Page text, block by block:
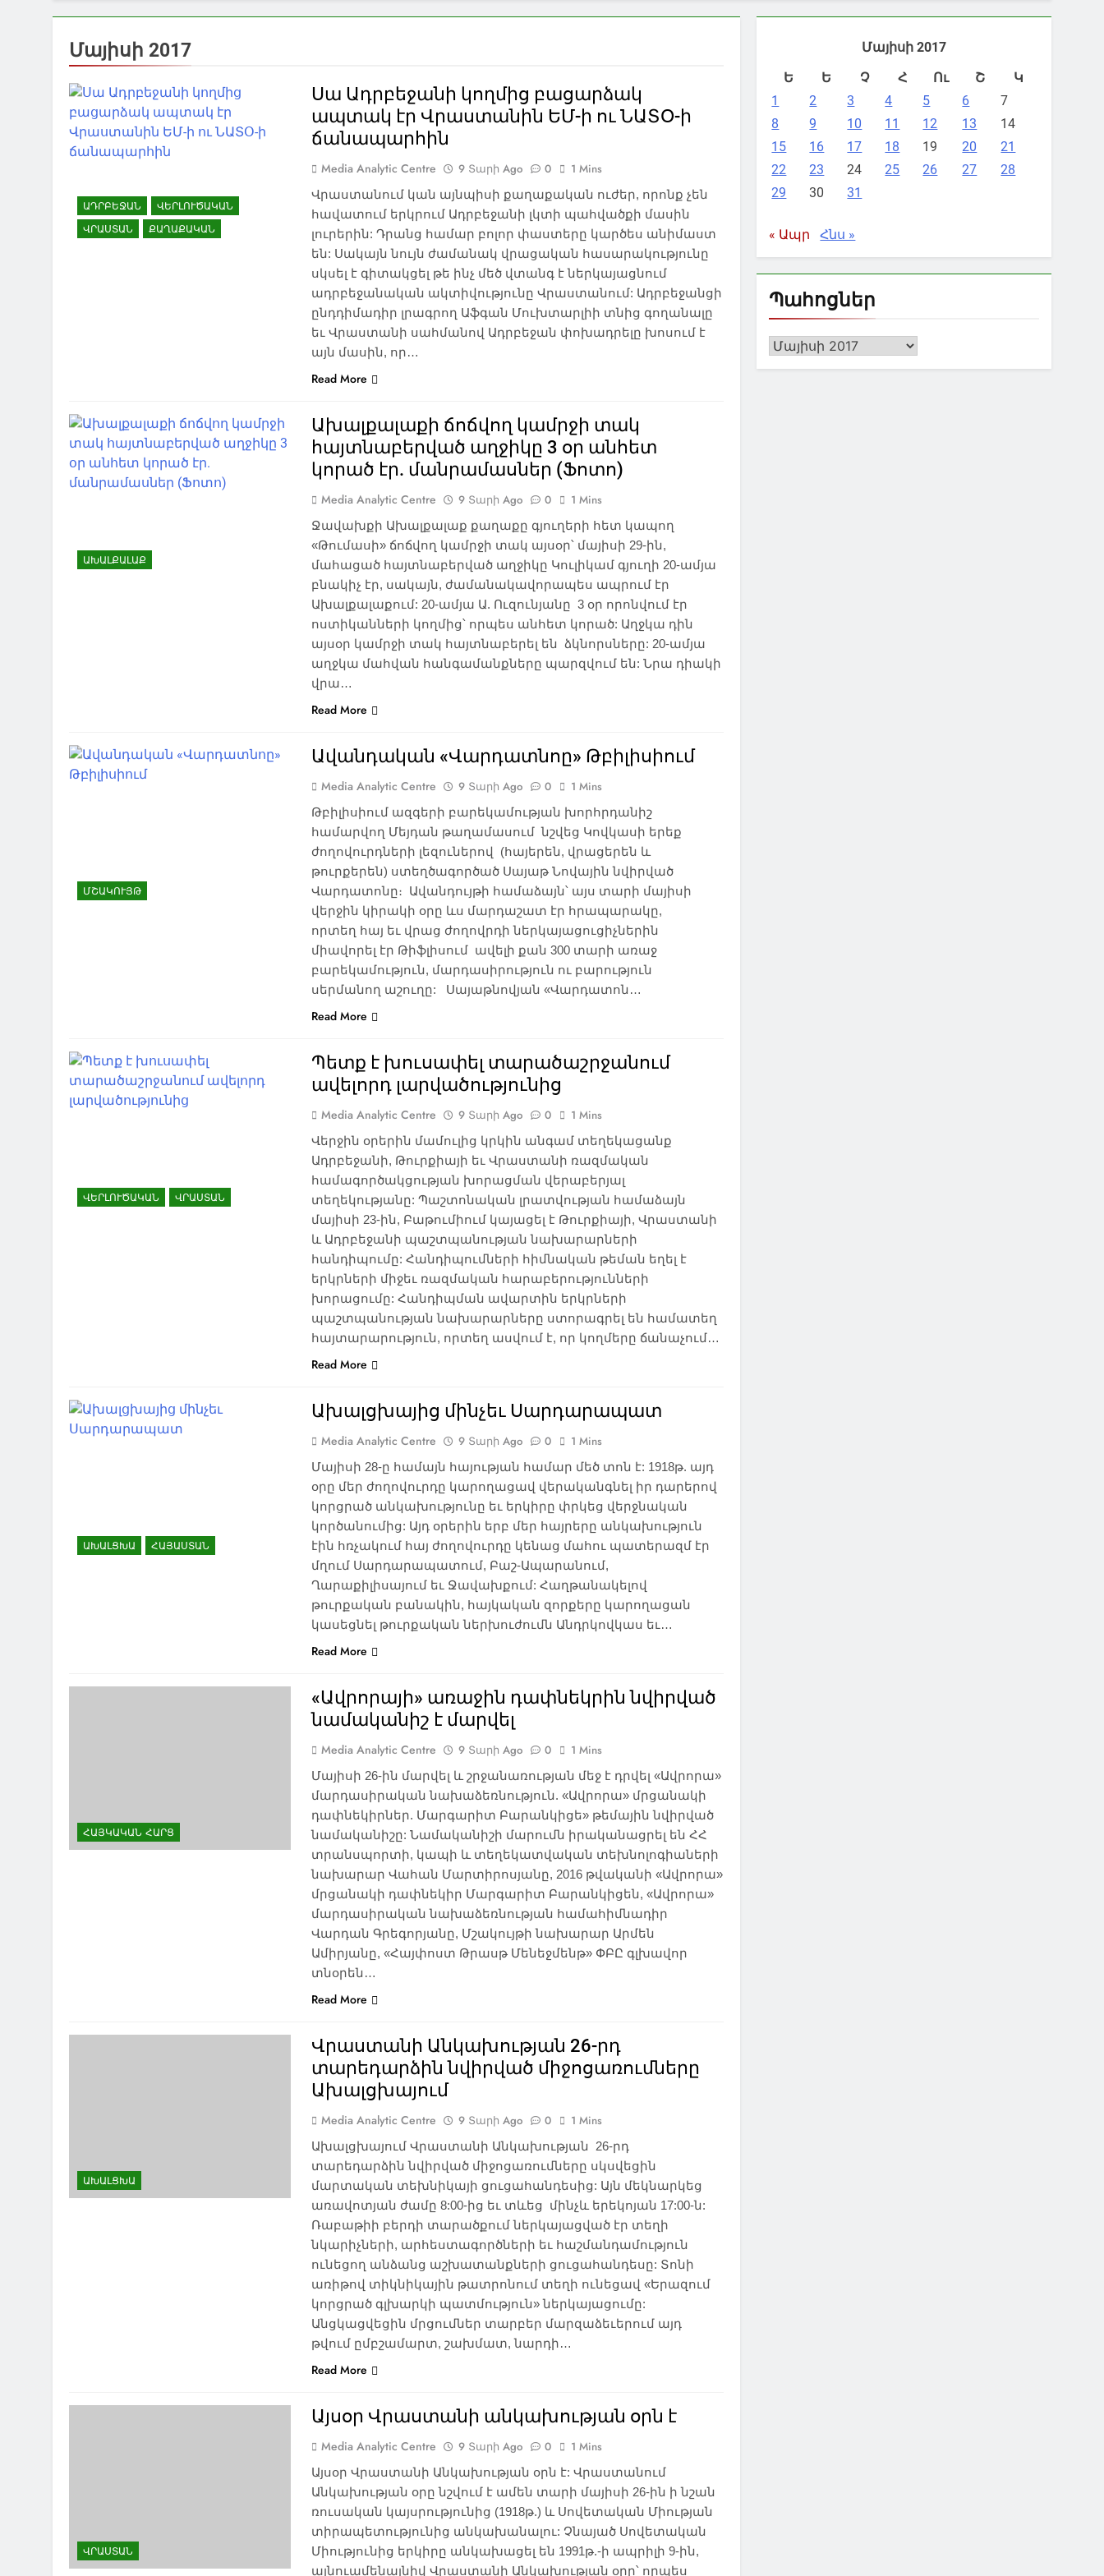
Մայիսի 2017
ԱԴՐԲԵՋԱՆ
ՎԵՐԼՈՒԾԱԿԱՆ
ՎՐԱՍՏԱՆ
ՔԱՂԱՔԱԿԱՆ
Սա Ադրբեջանի կողմից բացարձակ
ապտակ էր Վրաստանին ԵՄ-ի ու ՆԱՏՕ-ի
ճանապարհին
Media Analytic Centre 9 Տարի Ago 0 1 Mins
Վրաստանում կան այնպիսի քաղաքական ուժեր, որոնք չեն
հավատում երկրում Ադրբեջանի լկտի պահվածքի մասին
լուրերին: Դրանց համար բոլոր փաստերը կարծես անիմաստ
են: Սակայն նույն ժամանակ վրացական հասարակությունը
սկսել է գիտակցել թե ինչ մեծ վտանգ է ներկայացնում
ադրբեջանական ակտիվությունը Վրաստանում: Ադրբեջանցի
ընդդիմադիր լրագրող Աֆգան Մուխտարլիի տնից գողանալը
եւ Վրաստանի սահմանով Ադրբեջան փոխադրելը խոսում է
այն մասին, որ…
Read More
ԱԽԱԼՔԱԼԱՔ
Ախալքալաքի ճոճվող կամրջի տակ
հայտնաբերված աղջիկը 3 օր անհետ
կորած էր. մանրամասներ (Ֆոտո)
Media Analytic Centre 9 Տարի Ago 0 1 Mins
Ջավախքի Ախալքալաք քաղաքը գյուղերի հետ կապող
«Թումասի» ճոճվող կամրջի տակ այսօր՝ մայիսի 29-ին,
մահացած հայտնաբերված աղջիկը Կուլիկամ գյուղի 20-ամյա
բնակիչ էր, սակայն, ժամանակավորապես ապրում էր
Ախալքալաքում: 20-ամյա Ա. Ուզունյանը 3 օր որոնվում էր
ոստիկանների կողմից՝ որպես անհետ կորած: Աղջկա դին
այսօր կամրջի տակ հայտնաբերել են ձկնորսները: 20-ամյա
աղջկա մահվան հանգամանքները պարզվում են: Նրա դիակի
վրա…
Read More
ՄՇԱԿՈՒՅԹ
Ավանդական «Վարդատնոը» Թբիլիսիում
Media Analytic Centre 9 Տարի Ago 0 1 Mins
Թբիլիսիում ազգերի բարեկամության խորհրդանիշ
համարվող Մեյդան թաղամասում նշվեց Կովկասի երեք
ժողովուրդների լեզուներով (հայերեն, վրացերեն և
թուրքերեն) ստեղծագործած Սայաթ Նովային նվիրված
Վարդատոնը։ Ավանդույթի համաձայն՝ այս տարի մայիսի
վերջին կիրակի օրը ևս մարդաշատ էր հրապարակը,
որտեղ հայ եւ վրաց ժողովրդի ներկայացուցիչներին
միավորել էր Թիֆլիսում ավելի քան 300 տարի առաջ
բարեկամություն, մարդասիրություն ու բարություն
սերմանող աշուղը: Սայաթնովյան «Վարդատոն…
Read More
ՎԵՐԼՈՒԾԱԿԱՆ ՎՐԱՍՏԱՆ
Պետք է խուսափել տարածաշրջանում
ավելորդ լարվածությունից
Media Analytic Centre 9 Տարի Ago 0 1 Mins
Վերջին օրերին մամուլից կրկին անգամ տեղեկացանք
Ադրբեջանի, Թուրքիայի եւ Վրաստանի ռազմական
համագործակցության խորացման վերաբերյալ
տեղեկությանը: Պաշտոնական լրատվության համաձայն
մայիսի 23-ին, Բաթումիում կայացել է Թուրքիայի, Վրաստանի
և Ադրբեջանի պաշտպանության նախարարների
հանդիպումը: Հանդիպումների հիմնական թեման եղել է
երկրների միջեւ ռազմական հարաբերությունների
խորացումը: Հանդիպման ավարտին երկրների
պաշտպանության նախարարները ստորագրել են համատեղ
հայտարարություն, որտեղ ասվում է, որ կողմերը ճանաչում…
Read More
ԱԽԱԼՑԽԱ ՀԱՅԱՍՏԱՆ
Ախալցխայից մինչեւ Սարդարապատ
Media Analytic Centre 9 Տարի Ago 0 1 Mins
Մայիսի 28-ը համայն հայության համար մեծ տոն է: 1918թ. այդ
օրը մեր ժողովուրդը կարողացավ վերականգնել իր դարերով
կորցրած անկախությունը եւ երկիրը փրկեց վերջնական
կործանումից: Այդ օրերին երբ մեր հայրերը անկախություն
էին հռչակում հայ ժողովուրդը կենաց մահու պատերազմ էր
մղում Սարդարապատում, Բաշ-Ապարանում,
Ղարաքիլիսայում եւ Ջավախքում: Հաղթանակելով
թուրքական բանակին, հայկական զորքերը կարողացան
կասեցնել թուրքական ներխուժումն Անդրկովկաս եւ…
Read More
ՀԱՅԿԱԿԱՆ ՀԱՐՑ
«Ավրորայի» առաջին դափնեկրին նվիրված
նամականիշ է մարվել
Media Analytic Centre 9 Տարի Ago 0 1 Mins
Մայիսի 26-ին մարվել և շրջանառության մեջ է դրվել «Ավրորա»
մարդասիրական նախաձեռնություն. «Ավրորա» մրցանակի
դափնեկիրներ. Մարգարիտ Բարանկիցե» թեմային նվիրված
նամականիշը: Նամականիշի մարումն իրականացրել են ՀՀ
տրանսպորտի, կապի և տեղեկատվական տեխնոլոգիաների
նախարար Վահան Մարտիրոսյանը, 2016 թվականի «Ավրորա»
մրցանակի դափնեկիր Մարգարիտ Բարանկիցեն, «Ավրորա»
մարդասիրական նախաձեռնության համահիմնադիր
Վարդան Գրեգորյանը, Մշակույթի նախարար Արմեն
Ամիրյանը, «Հայփոստ Թրասթ Մենեջմենթ» ՓԲԸ գլխավոր
տնօրեն…
Read More
ԱԽԱԼՑԽԱ
Վրաստանի Անկախության 26-րդ
տարեդարձին նվիրված միջոցառումները
Ախալցխայում
Media Analytic Centre 9 Տարի Ago 0 1 Mins
Ախալցխայում Վրաստանի Անկախության 26-րդ
տարեդարձին նվիրված միջոցառումները սկսվեցին
մարտական տեխնիկայի ցուցահանդեսից: Այն մեկնարկեց
առավոտյան ժամը 8:00-ից եւ տևեց մինչև երեկոյան 17:00-ն:
Ռաբաթիի բերդի տարածքում ներկայացված էր տեղի
նկարիչների, արհեստագործների եւ հաշմանդամություն
ունեցող անձանց աշխատանքների ցուցահանդեսը: Տոնի
առիթով տիկնիկային թատրոնում տեղի ունեցավ «Երազում
կորցրած գլխարկի պատմություն» ներկայացումը:
Անցկացվեցին մրցումներ տարբեր մարզաձեւերում այդ
թվում ըմբշամարտ, շախմատ, նարդի…
Read More
ՎՐԱՍՏԱՆ
Այսօր Վրաստանի անկախության օրն է
Media Analytic Centre 9 Տարի Ago 0 1 Mins
Այսօր Վրաստանի Անկախության օրն է: Վրաստանում
Անկախության օրը նշվում է ամեն տարի մայիսի 26-ին ի նշան
ռուսական կայսրությունից (1918թ.) և Սովետական Միության
տիրապետությունից անկախանալու: Չնայած Սովետական
Միությունից երկիրը անկախացել են 1991թ.-ի ապրիլի 9-ին,
այնուամենայնիվ Վրաստանի Անկախության օրը՝ որպես
Մայիսի 2017
Ե
Ե Չ Հ Ու Շ
Կ
1
2 3 4 5 6
7
8
9 10 11 12 13
14
15
16 17 18 19 20
21
22
23 24 25 26 27
28
29
30 31
« Ապր Հնս »
Պահոցներ
Պահոցներ